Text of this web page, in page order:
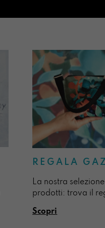
REGALA
La nostra
prodotti: trova il
Scopri